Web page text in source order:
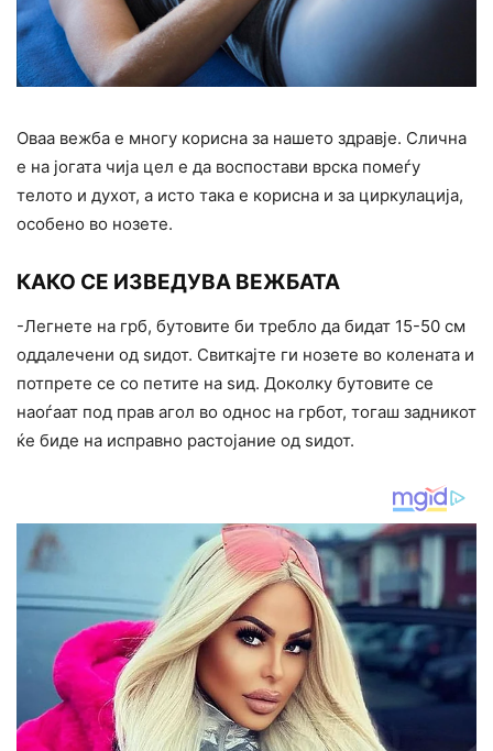
Оваа вежба е многу корисна за нашето здравје. Слична
е на јогата чија цел е да воспостави врска помеѓу
телото и духот, а исто така е корисна и за циркулација,
особено во нозете.
КАКО СЕ ИЗВЕДУВА ВЕЖБАТА
-Легнете на грб, бутовите би требло да бидат 15-50 см
оддалечени од ѕидот. Свиткајте ги нозете во колената и
потпрете се со петите на ѕид. Доколку бутовите се
наоѓаат под прав агол во однос на грбот, тогаш задникот
ќе биде на исправно растојание од ѕидот.